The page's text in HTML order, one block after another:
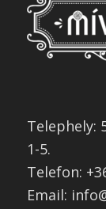
Telephely:
1-5.
Telefon:
Email: